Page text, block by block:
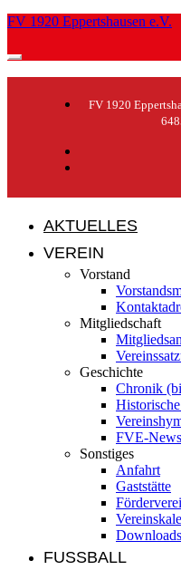
FV 1920 Eppertshausen e.V.
FV 1920
AKTUELLES
VEREIN
Vorstand
Mitgliedschaft
Geschichte
Chronik
FVE-News
Sonstiges
Anfahrt
Gaststätte
Downloads
FUSSBALL